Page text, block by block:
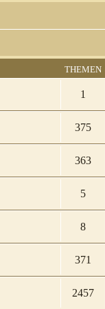
THEMEN
1
375
363
5
8
371
2457